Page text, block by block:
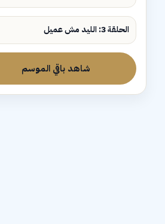
الحلقة 3: الليد مش عميل
شاهد باقي الموسم